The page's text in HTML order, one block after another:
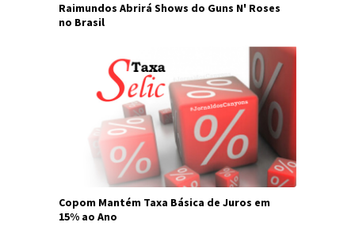
Raimundos Abrirá Shows do Guns N' Roses
no Brasil
Copom Mantém Taxa Básica de Juros em
15% ao Ano